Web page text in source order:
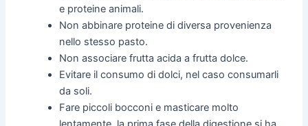
e proteine animali.
Non abbinare proteine di diversa provenienza
nello stesso pasto.
Non associare frutta acida a frutta dolce.
Evitare il consumo di dolci, nel caso consumarli
da soli.
Fare piccoli bocconi e masticare molto